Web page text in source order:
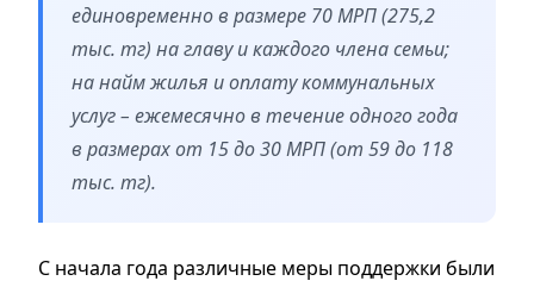
единовременно в размере 70 МРП (275,2
тыс. тг) на главу и каждого члена семьи;
на найм жилья и оплату коммунальных
услуг – ежемесячно в течение одного года
в размерах от 15 до 30 МРП (от 59 до 118
тыс. тг).
С начала года различные меры поддержки были